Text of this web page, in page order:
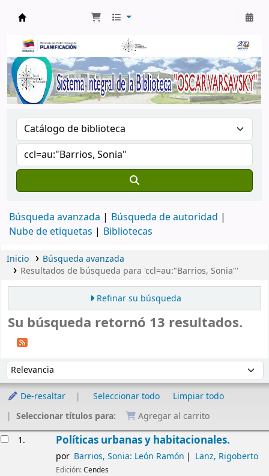
Búsqueda avanzada
Búsqueda de autoridad
Nube de etiquetas
Bibliotecas
Inicio
Búsqueda avanzada
Resultados de búsqueda para 'ccl=au:"Barrios, Sonia"'
Refinar su búsqueda
Su búsqueda retornó 13 resultados.
Ordenar por:
De-resaltar Seleccionar todo
Limpiar todo
Seleccionar títulos para:
Agregar al carrito
1. Políticas urbanas y habitacionales.
por Barrios, Sonia: León Ramón Lanz, Rigoberto
Edición:Cendes